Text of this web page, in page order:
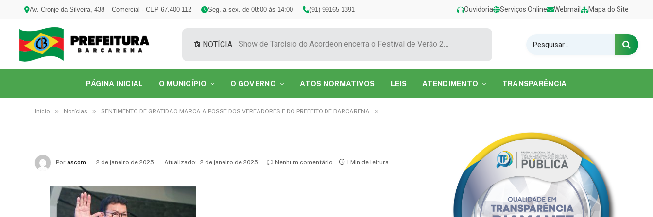
Av. Cronje da Silveira, 438 – Comercial - CEP 67.400-112 Seg. a sex. de 08:00 às 14:00 (91) 99165-1391 Ouvidoria Serviços Online Webmail Mapa do Site
📰 NOTÍCIA: Show de Tarcísio do Acordeon encerra o Festival de Verão 2026 na Praia do Caripi
PÁGINA INICIAL O MUNICÍPIO O GOVERNO ATOS NORMATIVOS LEIS ATENDIMENTO TRANSPARÊNCIA
Início » Notícias » SENTIMENTO DE GRATIDÃO MARCA A POSSE DOS VEREADORES E DO PREFEITO DE BARCARENA »
Por ascom 2 de janeiro de 2025 Atualizado: 2 de janeiro de 2025 Nenhum comentário 1 Min de leitura